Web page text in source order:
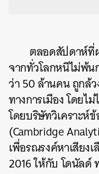
ตลอดสัปดาห์ที่
จากทั่วโลกหนีไม่พ้
ว่า 50 ล้านคน ถูกล้
ทางการเมือง โดยไ
โดยบริษัทวิเคราะห์
(Cambridge
เพื่อรณรงค์หาเสียง
2016 ให้กับ โดนัลด์